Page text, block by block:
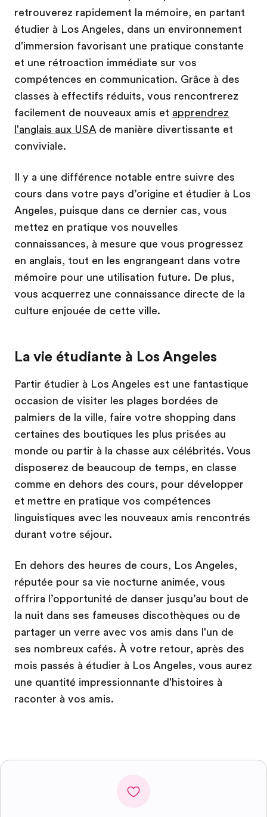
retrouverez rapidement la mémoire, en partant
étudier à Los Angeles, dans un environnement
d'immersion favorisant une pratique constante
et une rétroaction immédiate sur vos
compétences en communication. Grâce à des
classes à effectifs réduits, vous rencontrerez
facilement de nouveaux amis et apprendrez
l'anglais aux USAde manière divertissante et
conviviale.
Il y a une différence notable entre suivre des
cours dans votre pays d’origine et étudier à Los
Angeles, puisque dans ce dernier cas, vous
mettez en pratique vos nouvelles
connaissances, à mesure que vous progressez
en anglais, tout en les engrangeant dans votre
mémoire pour une utilisation future. De plus,
vous acquerrez une connaissance directe de la
culture enjouée de cette ville.
La vie étudiante à Los Angeles
Partir étudier à Los Angeles est une fantastique
occasion de visiter les plages bordées de
palmiers de la ville, faire votre shopping dans
certaines des boutiques les plus prisées au
monde ou partir à la chasse aux célébrités. Vous
disposerez de beaucoup de temps, en classe
comme en dehors des cours, pour développer
et mettre en pratique vos compétences
linguistiques avec les nouveaux amis rencontrés
durant votre séjour.
En dehors des heures de cours, Los Angeles,
réputée pour sa vie nocturne animée, vous
offrira l’opportunité de danser jusqu’au bout de
la nuit dans ses fameuses discothèques ou de
partager un verre avec vos amis dans l'un de
ses nombreux cafés. À votre retour, après des
mois passés à étudier à Los Angeles, vous aurez
une quantité impressionnante d'histoires à
raconter à vos amis.